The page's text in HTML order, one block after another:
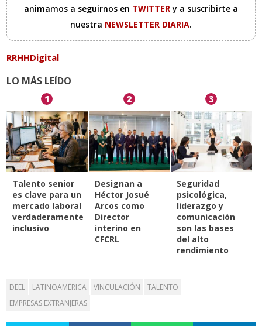
animamos a seguirnos en TWITTERy a suscribirte a
nuestra NEWSLETTER DIARIA.
RRHHDigital
LO MÁS LEÍDO
1
Talento senior
es clave para un
mercado laboral
verdaderamente
inclusivo
2
Designan a
Héctor Josué
Arcos como
Director
interino en
CFCRL
3
Seguridad
psicológica,
liderazgo y
comunicación
son las bases
del alto
rendimiento
DEEL LATINOAMÉRICA VINCULACIÓN
TALENTO
EMPRESAS EXTRANJERAS